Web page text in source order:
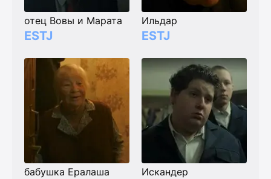
отец Вовы и Марата
ESTJ
Ильдар
ESTJ
бабушка Ералаша Искандер